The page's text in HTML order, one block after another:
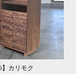
】カリモク